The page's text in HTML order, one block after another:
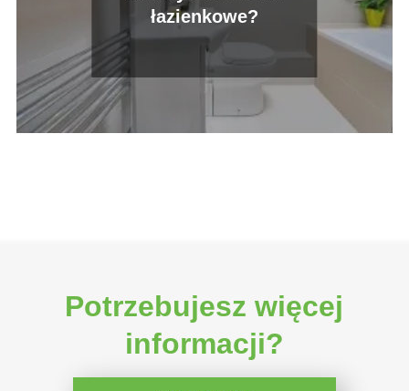
łazienkowe?
Potrzebujesz więcej
informacji?